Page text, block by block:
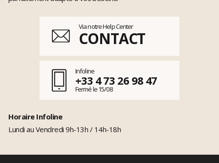
Via notre Help Center
CONTACT
Infoline
+33 4 73 26 98 47
Fermé le 15/08
Horaire Infoline
Lundi au Vendredi 9h-13h / 14h-18h